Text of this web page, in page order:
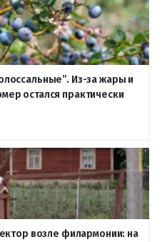
Из-за жары и
остался практически
возле филармонии: на